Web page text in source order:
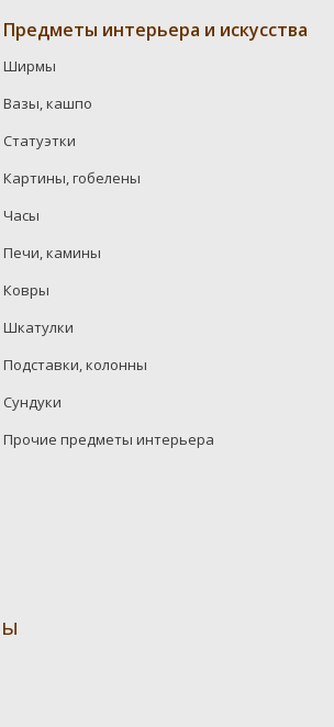
Предметы интерьера и искусства
Ширмы
Вазы, кашпо
Статуэтки
Картины, гобелены
Часы
Печи, камины
Ковры
Шкатулки
Подставки, колонны
Сундуки
Прочие предметы интерьера